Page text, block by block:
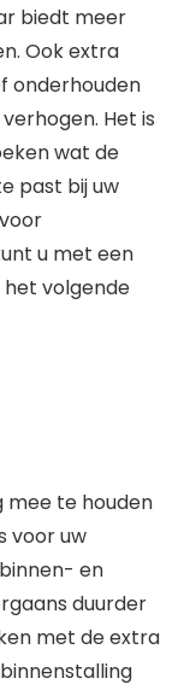
biedt meer
Ook extra
onderhouden
Het is
wat de
past bij uw
u met een
volgende
mee te houden
voor uw
en
duurder
met de extra